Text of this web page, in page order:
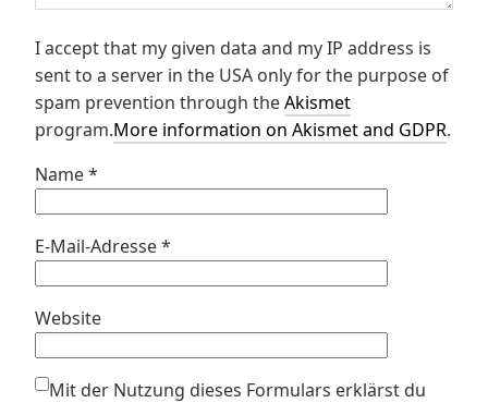
I accept that my given data and my IP address is
sent to a server in the USA only for the purpose of
spam prevention through theAkismet
program.More information on Akismet and GDPR.
Name*
E-Mail-Adresse*
Website
Mit der Nutzung dieses Formulars erklärst du